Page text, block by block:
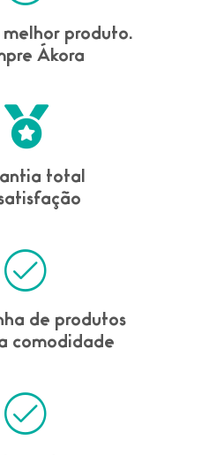
melhor produto.
Ákora
total
de produtos
comodidade